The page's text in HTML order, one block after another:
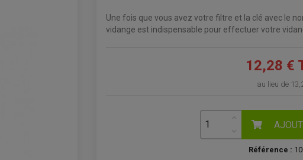
Une fois que vous avez votre filtre et la clé avec le
vidange est indispensable pour effectuer votre
12,28 €
au lieu de
Référence :